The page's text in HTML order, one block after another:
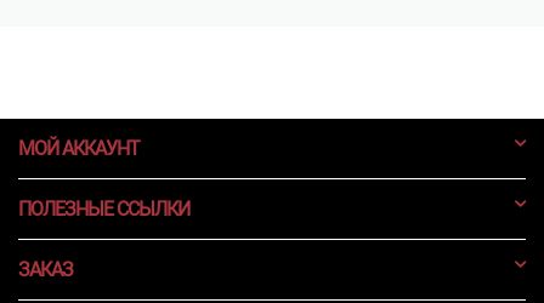
МОЙ АККАУНТ
ПОЛЕЗНЫЕ ССЫЛКИ
ЗАКАЗ